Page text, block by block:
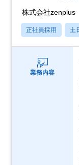
株式会社zenplus
正社員採用 土
業務内容